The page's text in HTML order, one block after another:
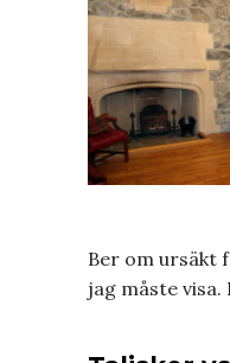
Ber om ursäkt
jag måste